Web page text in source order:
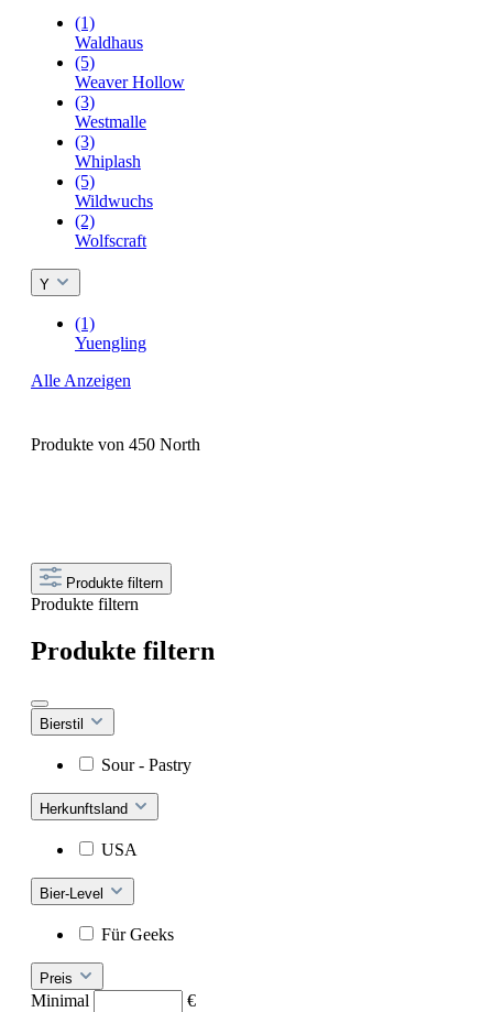
(1)
Waldhaus
(5)
Weaver Hollow
(3)
Westmalle
(3)
Whiplash
(5)
Wildwuchs
(2)
Wolfscraft
Y
(1)
Yuengling
Alle Anzeigen
Produkte von 450 North
Produkte filtern
Produkte filtern
Produkte filtern
Bierstil
Sour - Pastry
Herkunftsland
USA
Bier-Level
Für Geeks
Preis
Minimal €